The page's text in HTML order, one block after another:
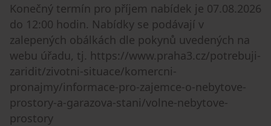
Konečný termín pro příjem nabídek je 07.08.2026
do 12:00 hodin. Nabídky se podávají v
zalepených obálkách dle pokynů uvedených na
webu úřadu, tj. https://www.praha3.cz/potrebuji-
zaridit/zivotni-situace/komercni-
pronajmy/informace-pro-zajemce-o-nebytove-
prostory-a-garazova-stani/volne-nebytove-
prostory